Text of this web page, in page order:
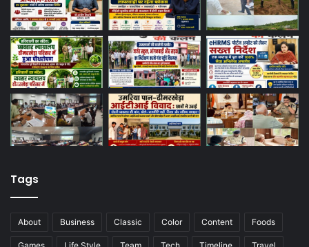
Tags
About Business Classic Color Content Foods